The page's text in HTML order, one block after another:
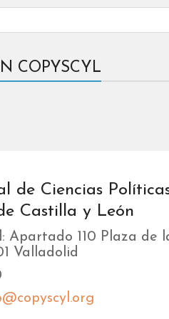
COPYSCYL
de Ciencias
Castilla y León
Apartado 110 Plaza de
Valladolid